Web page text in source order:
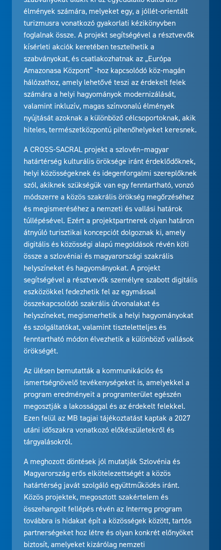
élmények számára, melyeket egy, a jóllét-orientált
turizmusra vonatkozó gyakorlati kézikönyvben
foglalnak össze. A projekt segítségével a résztvevők
kísérleti akciók keretében tesztelhetik a
szabványokat, és csatlakozhatnak az „Európa
Amazonasa Központ” -hoz kapcsolódó köz-magán
hálózathoz, amely lehetővé teszi az érdekelt felek
számára a helyi hagyományok modernizálását,
valamint inkluzív, magas színvonalú élmények
nyújtását azoknak a különböző célcsoportoknak, akik
hiteles, természetközpontú pihenőhelyeket keresnek.
A CROSS-SACRAL projekt a szlovén–magyar
határtérség kulturális öröksége iránt érdeklődőknek,
helyi közösségeknek és idegenforgalmi szereplőknek
szól, akiknek szükségük van egy fenntartható, vonzó
módszerre a közös szakrális örökség megőrzéséhez
és megismeréséhez a nemzeti és vallási határok
túllépésével. Ezért a projektpartnerek olyan határon
átnyúló turisztikai koncepciót dolgoznak ki, amely
digitális és közösségi alapú megoldások révén köti
össze a szlovéniai és magyarországi szakrális
helyszíneket és hagyományokat. A projekt
segítségével a résztvevők személyre szabott digitális
eszközökkel fedezhetik fel az egymással
összekapcsolódó szakrális útvonalakat és
helyszíneket, megismerhetik a helyi hagyományokat
és szolgáltatókat, valamint tiszteletteljes és
fenntartható módon élvezhetik a különböző vallások
örökségét.
Az ülésen bemutatták a kommunikációs és
ismertségnövelő tevékenységeket is, amelyekkel a
program eredményeit a programterület egészén
megosztják a lakossággal és az érdekelt felekkel.
Ezen felül az MB tagjai tájékoztatást kaptak a 2027
utáni időszakra vonatkozó előkészületekről és
tárgyalásokról.
A meghozott döntések jól mutatják Szlovénia és
Magyarország erős elkötelezettségét a közös
határtérség javát szolgáló együttműködés iránt.
Közös projektek, megosztott szakértelem és
összehangolt fellépés révén az Interreg program
továbbra is hidakat épít a közösségek között, tartós
partnerségeket hoz létre és olyan konkrét előnyöket
biztosít, amelyeket kizárólag nemzeti